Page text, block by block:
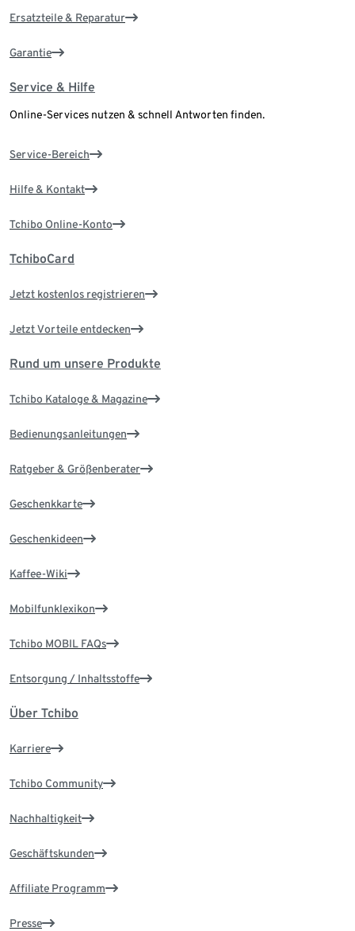
Ersatzteile & Reparatur
Garantie
Service & Hilfe
Online-Services nutzen & schnell Antworten finden.
Service-Bereich
Hilfe & Kontakt
Tchibo Online-Konto
TchiboCard
Jetzt kostenlos registrieren
Jetzt Vorteile entdecken
Rund um unsere Produkte
Tchibo Kataloge & Magazine
Bedienungsanleitungen
Ratgeber & Größenberater
Geschenkkarte
Geschenkideen
Kaffee-Wiki
Mobilfunklexikon
Tchibo MOBIL FAQs
Entsorgung / Inhaltsstoffe
Über Tchibo
Karriere
Tchibo Community
Nachhaltigkeit
Geschäftskunden
Affiliate Programm
Presse